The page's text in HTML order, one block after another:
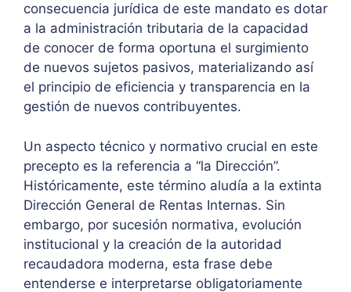
consecuencia jurídica de este mandato es dotar
a la administración tributaria de la capacidad
de conocer de forma oportuna el surgimiento
de nuevos sujetos pasivos, materializando así
el principio de eficiencia y transparencia en la
gestión de nuevos contribuyentes.
Un aspecto técnico y normativo crucial en este
precepto es la referencia a “la Dirección”.
Históricamente, este término aludía a la extinta
Dirección General de Rentas Internas. Sin
embargo, por sucesión normativa, evolución
institucional y la creación de la autoridad
recaudadora moderna, esta frase debe
entenderse e interpretarse obligatoriamente